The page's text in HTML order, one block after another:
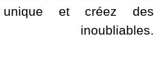
unique et créez des
inoubliables.